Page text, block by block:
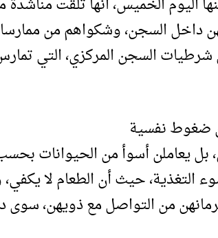
داخل السجن، وشكواهم من
السجن المركزي، التي
ضغوط نفسية
بل يعاملن أسوأ من الحيوانات
التغذية، حيث أن الطعام لا
من التواصل مع ذويهن، سوى